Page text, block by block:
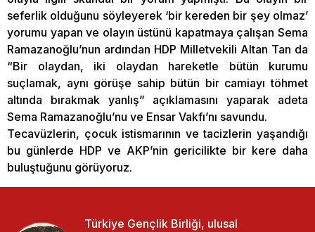
seferlik olduğunu söyleyerek ‘bir kereden bir şey olmaz’
yorumu yapan ve olayın üstünü kapatmaya çalışan Sema
Ramazanoğlu’nun ardından HDP Milletvekili Altan Tan da
“Bir olaydan, iki olaydan hareketle bütün kurumu
suçlamak, aynı görüşe sahip bütün bir camiayı töhmet
altında bırakmak yanlış” açıklamasını yaparak adeta
Sema Ramazanoğlu’nu ve Ensar Vakfı’nı savundu.
Tecavüzlerin, çocuk istismarının ve tacizlerin yaşandığı
bu günlerde HDP ve AKP’nin gericilikte bir kere daha
buluştuğunu görüyoruz.
Türkiye Gençlik Birliği, ulusal